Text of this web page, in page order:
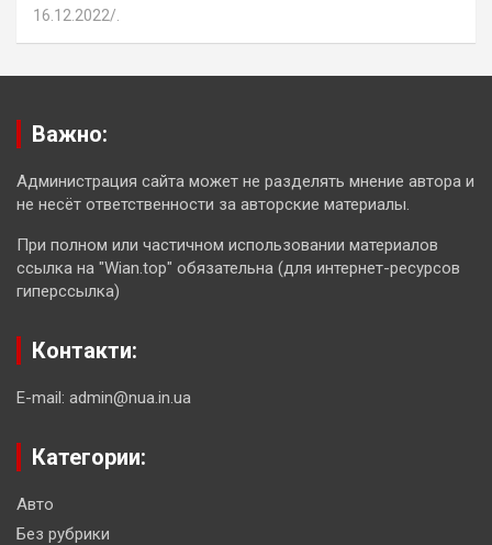
16.12.2022
Важно:
Администрация сайта может не разделять мнение автора и
не несёт ответственности за авторские материалы.
При полном или частичном использовании материалов
ссылка на "Wian.top" обязательна (для интернет-ресурсов
гиперссылка)
Контакти:
E-mail: admin@nua.in.ua
Категории:
Авто
Без рубрики